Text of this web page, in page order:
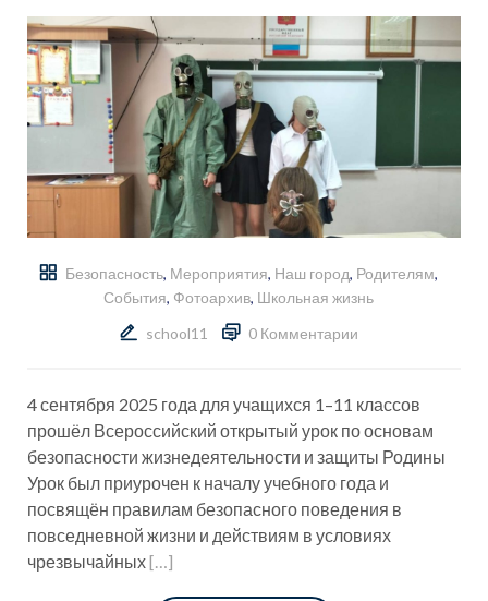
Безопасность, Мероприятия, Наш город, Родителям,
События, Фотоархив, Школьная жизнь
school11
0 Комментарии
4 сентября 2025 года для учащихся 1–11 классов
прошёл Всероссийский открытый урок по основам
безопасности жизнедеятельности и защиты Родины
Урок был приурочен к началу учебного года и
посвящён правилам безопасного поведения в
повседневной жизни и действиям в условиях
чрезвычайных[…]